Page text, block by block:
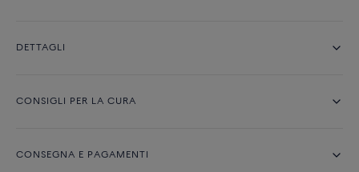
DETTAGLI
CONSIGLI PER LA CURA
CONSEGNA E PAGAMENTI